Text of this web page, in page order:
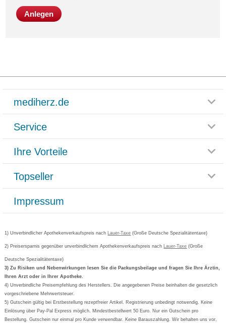
Anlegen
mediherz.de
Glossar
Häufig gestellte Fragen
Datenschutz
AGB
Cookie-Einstellungen
Vertrag widerrufen
Service
Rücksendemöglichkeit
Paketlieferstatus
Versandkosten
Bestellschein ausfüllen
Newsletteranmeldung
Ihre Vorteile
Rezeptlieferung
Bonusprogramm
Gutschein und Rabatte
Kundenbewertung
Topseller
Grippostad
Bepanthen
Formoline
Wick
Eucerin
Basica
Impressum
1) Unverbindlicher Apothekenverkaufspreis nach Lauer-Taxe (Große Deutsche Spezialitätentaxe)
2) Preisersparnis gegenüber unverbindlichem Apothekenverkaufspreis nach Lauer-Taxe (Große
Deutsche Spezialitätentaxe)
3) Zu Risiken und Nebenwirkungen lesen Sie die Packungsbeilage und fragen Sie Ihre Ärztin,
Ihren Arzt oder in Ihrer Apotheke.
4) Unverbindliche Preisempfehlung des Herstellers. Die angegebenen Preise beinhalten die gesetzlich
vorgeschriebene Mehrwertsteuer.
5) Gutschein gültig bei Erstbestellung rezeptfreier Artikel. Registrierung unbedingt notwendig. Keine
Einlösung über Pay-Pal Express möglich. Mindestbestellwert 50 Euro. Nur ein Gutschein pro
Bestellung. Gutschein nur einmal pro Kunde verwendbar. Keine Barauszahlung. Wir behalten uns vor,